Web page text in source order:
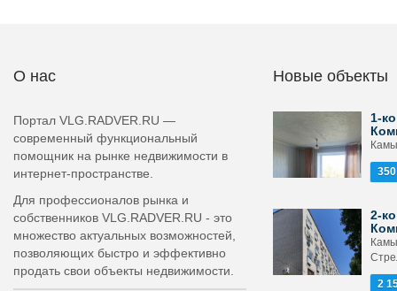
О нас
Портал VLG.RADVER.RU —
современный функциональный
помощник на рынке недвижимости в
интернет-пространстве.
Для профессионалов рынка и
собственников VLG.RADVER.RU - это
множество актуальных возможностей,
позволяющих быстро и эффективно
продать свои объекты недвижимости.
Новые объекты
1-
2-
2